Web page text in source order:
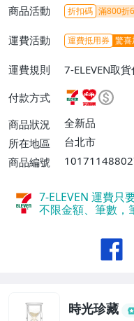
商品活動 折扣碼 滿800折
運費活動 運費抵用券 驚喜
運費規則
7-ELEVEN取
或消費滿
不付款【免運
運費$60、滿5
費】、宅配/貨
付款方式
商品狀況
全新品
所在地區
台北市
商品編號
7-ELEVEN 運費只
不限金額、筆數，
時光珍藏